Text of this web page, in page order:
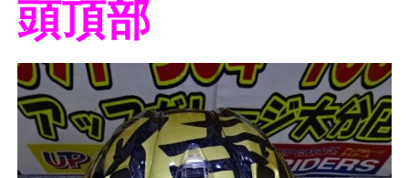
頭頂部